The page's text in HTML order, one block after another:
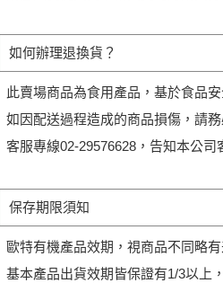
如何辦理退換貨？
此賣場商品為食用產品，基於食品
如因配送過程造成的商品損傷，請
客服專線02-29576628，告知本公
保存期限須知
歐特有機產品效期，視商品不同略
基本產品出貨效期皆保證有1/3以上